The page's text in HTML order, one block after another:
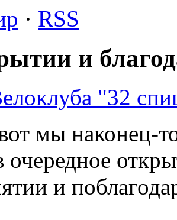
· RSS
и
"32
мы наконец-
и